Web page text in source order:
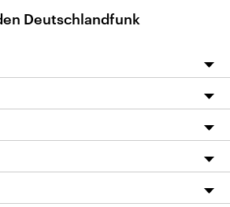
Deutschlandfunk
auf dlf.de
App